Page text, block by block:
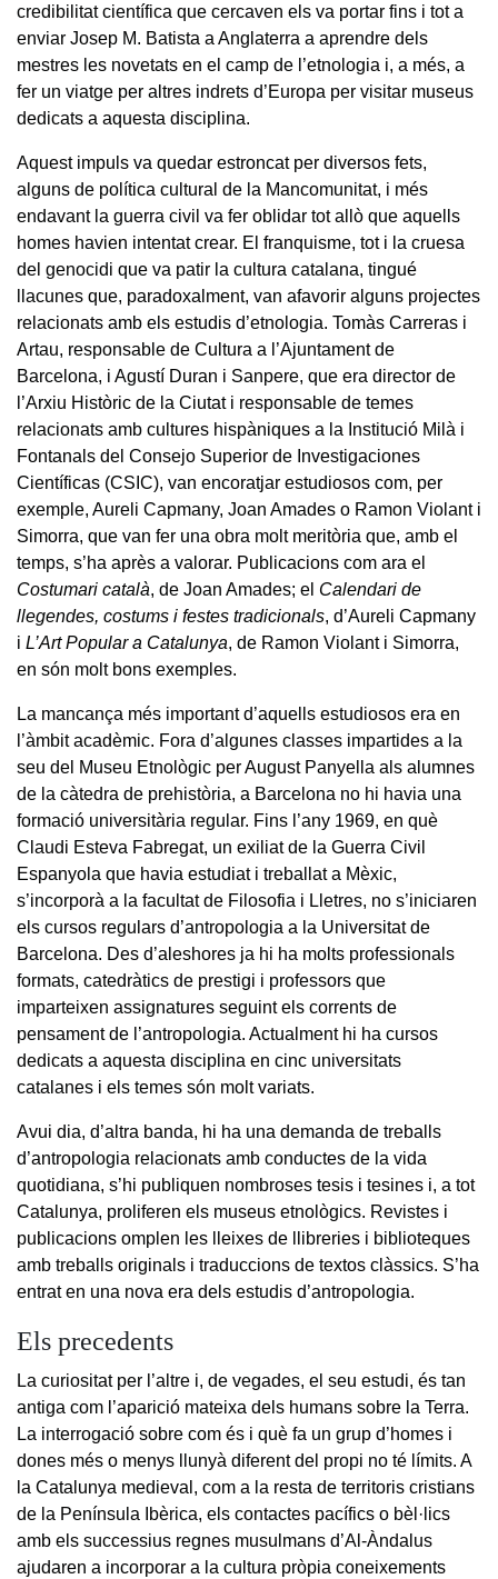
credibilitat científica que cercaven els va portar fins i tot a
enviar Josep M. Batista a Anglaterra a aprendre dels
mestres les novetats en el camp de l’etnologia i, a més, a
fer un viatge per altres indrets d’Europa per visitar museus
dedicats a aquesta disciplina.
Aquest impuls va quedar estroncat per diversos fets,
alguns de política cultural de la Mancomunitat, i més
endavant la guerra civil va fer oblidar tot allò que aquells
homes havien intentat crear. El franquisme, tot i la cruesa
del genocidi que va patir la cultura catalana, tingué
llacunes que, paradoxalment, van afavorir alguns projectes
relacionats amb els estudis d’etnologia. Tomàs Carreras i
Artau, responsable de Cultura a l’Ajuntament de
Barcelona, i Agustí Duran i Sanpere, que era director de
l’Arxiu Històric de la Ciutat i responsable de temes
relacionats amb cultures hispàniques a la Institució Milà i
Fontanals del Consejo Superior de Investigaciones
Científicas (CSIC), van encoratjar estudiosos com, per
exemple, Aureli Capmany, Joan Amades o Ramon Violant i
Simorra, que van fer una obra molt meritòria que, amb el
temps, s’ha après a valorar. Publicacions com ara el
Costumari català, de Joan Amades; el Calendari de
llegendes, costums i festes tradicionals, d’Aureli Capmany
i L’Art Popular a Catalunya, de Ramon Violant i Simorra,
en són molt bons exemples.
La mancança més important d’aquells estudiosos era en
l’àmbit acadèmic. Fora d’algunes classes impartides a la
seu del Museu Etnològic per August Panyella als alumnes
de la càtedra de prehistòria, a Barcelona no hi havia una
formació universitària regular. Fins l’any 1969, en què
Claudi Esteva Fabregat, un exiliat de la Guerra Civil
Espanyola que havia estudiat i treballat a Mèxic,
s’incorporà a la facultat de Filosofia i Lletres, no s’iniciaren
els cursos regulars d’antropologia a la Universitat de
Barcelona. Des d’aleshores ja hi ha molts professionals
formats, catedràtics de prestigi i professors que
imparteixen assignatures seguint els corrents de
pensament de l’antropologia. Actualment hi ha cursos
dedicats a aquesta disciplina en cinc universitats
catalanes i els temes són molt variats.
Avui dia, d’altra banda, hi ha una demanda de treballs
d’antropologia relacionats amb conductes de la vida
quotidiana, s’hi publiquen nombroses tesis i tesines i, a tot
Catalunya, proliferen els museus etnològics. Revistes i
publicacions omplen les lleixes de llibreries i biblioteques
amb treballs originals i traduccions de textos clàssics. S’ha
entrat en una nova era dels estudis d’antropologia.
Els precedents
La curiositat per l’altre i, de vegades, el seu estudi, és tan
antiga com l’aparició mateixa dels humans sobre la Terra.
La interrogació sobre com és i què fa un grup d’homes i
dones més o menys llunyà diferent del propi no té límits. A
la Catalunya medieval, com a la resta de territoris cristians
de la Península Ibèrica, els contactes pacífics o bèl·lics
amb els successius regnes musulmans d’Al-Àndalus
ajudaren a incorporar a la cultura pròpia coneixements